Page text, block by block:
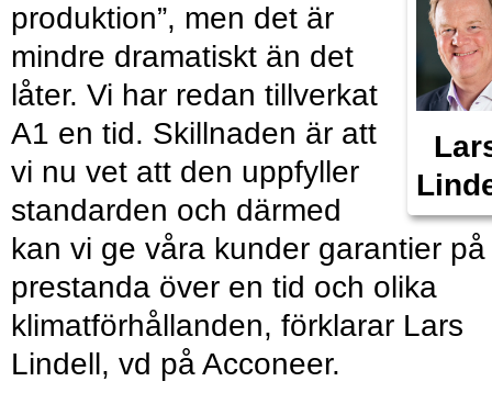
produktion”, men det är
mindre dramatiskt än det
låter. Vi har redan tillverkat
A1 en tid. Skillnaden är att
vi nu vet att den uppfyller
standarden och därmed
kan vi ge våra kunder garantier på
prestanda över en tid och olika
klimatförhållanden, förklarar Lars
Lindell, vd på Acconeer.